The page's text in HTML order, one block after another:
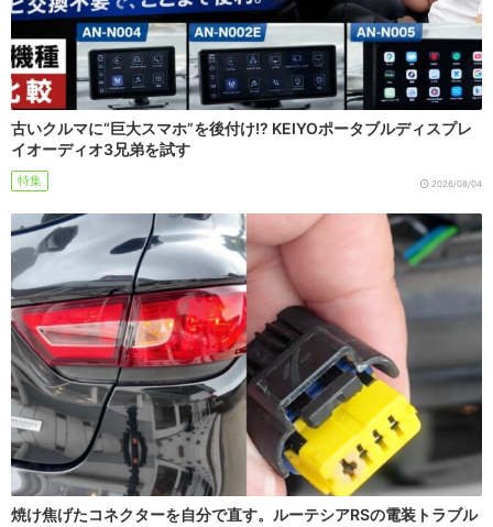
古いクルマに“巨大スマホ”を後付け!? KEIYOポータブルディスプレ
イオーディオ3兄弟を試す
特集 2026/08/04
焼け焦げたコネクターを自分で直す。ルーテシアRSの電装トラブル